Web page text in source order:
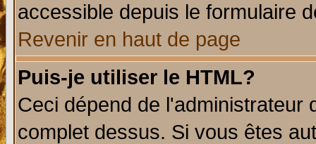
accessible depuis le formulaire
Revenir en haut de page
Puis-je utiliser le HTML?
Ceci dépend de l'administrateur
complet dessus. Si vous êtes